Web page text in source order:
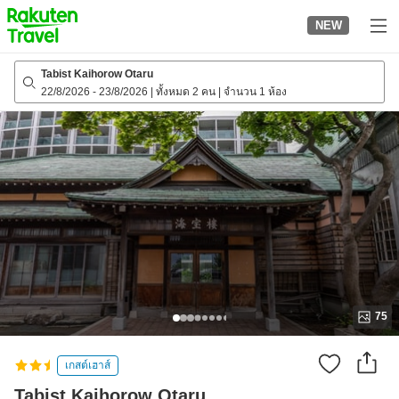
to
top
page
NEW
Tabist Kaihorow Otaru
22/8/2026 - 23/8/2026 ทั้งหมด 2 คน จำนวน 1 ห้อง
75
เกสต์เฮาส์